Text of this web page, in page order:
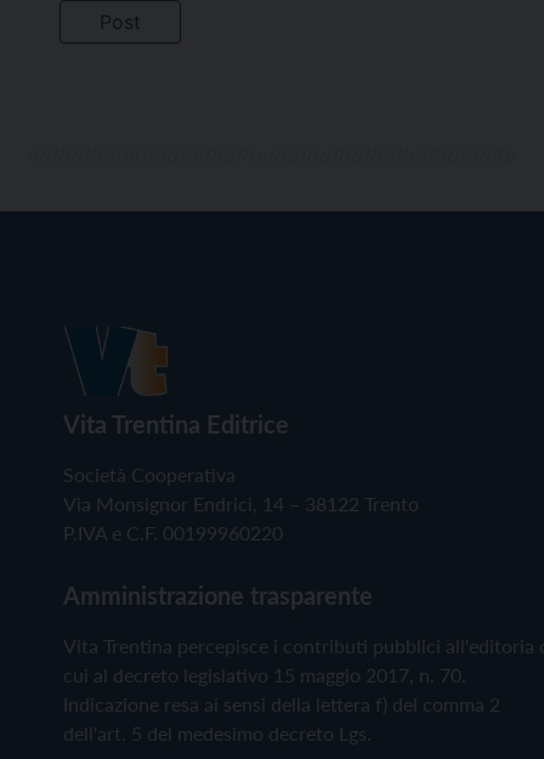
Vita Trentina Editrice
Società Cooperativa
Via Monsignor Endrici, 14 – 38122 Trento
P.IVA e C.F. 00199960220
Amministrazione trasparente
Vita Trentina percepisce i contributi pubblici all'editoria
cui al decreto legislativo 15 maggio 2017, n. 70.
Indicazione resa ai sensi della lettera f) del comma 2
dell'art. 5 del medesimo decreto Lgs.